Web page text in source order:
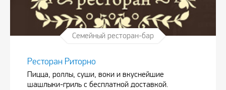
Семейный ресторан-бар
Ресторан Риторно
Пицца, роллы, суши, воки и вкуснейшие
шашлыки-гриль с бесплатной доставкой.